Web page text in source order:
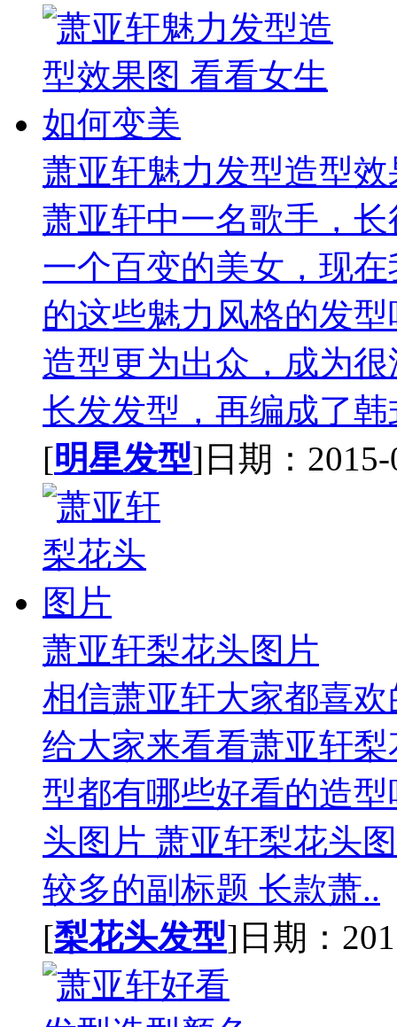
萧亚轩魅力发型造型
萧亚轩中一名歌手，
一个百变的美女，现
的这些魅力风格的发
造型更为出众，成为
长发发型，再编成了韩
[明星发型]日期：2015-
萧亚轩梨花头图片
相信萧亚轩大家都喜
给大家来看看萧亚轩
型都有哪些好看的造
头图片 萧亚轩梨花头
较多的副标题 长款萧..
[梨花头发型]日期：